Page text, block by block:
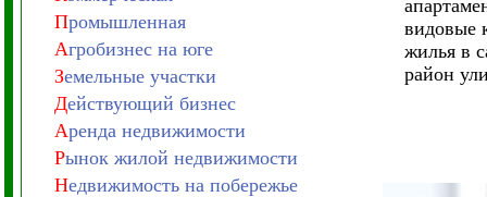
Промышленная
Агробизнес на юге
Земельные участки
Действующий бизнес
Аренда недвижимости
Рынок жилой недвижимости
Недвижимость на побережье
видовые
жилья в
район